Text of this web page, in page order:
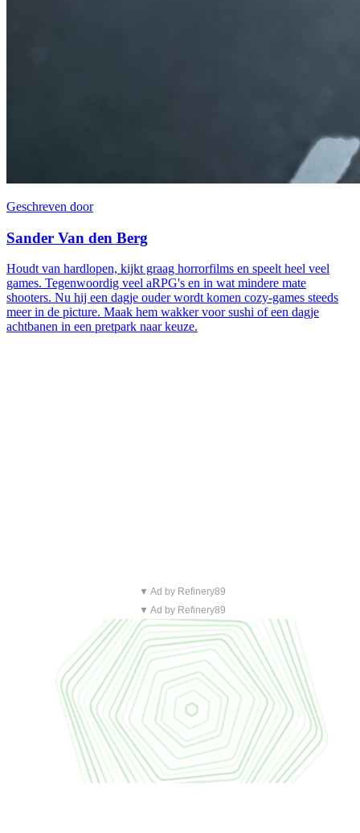
Geschreven door
Sander Van den Berg
Houdt van hardlopen, kijkt graag horrorfilms en speelt heel veel
games. Tegenwoordig veel aRPG's en in wat mindere mate
shooters. Nu hij een dagje ouder wordt komen cozy-games steeds
meer in de picture. Maak hem wakker voor sushi of een dagje
achtbanen in een pretpark naar keuze.
▼ Ad by Refinery89
▼ Ad by Refinery89